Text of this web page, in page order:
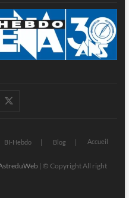
BI-Hebdo Blog Accueil
| © Copyright All right